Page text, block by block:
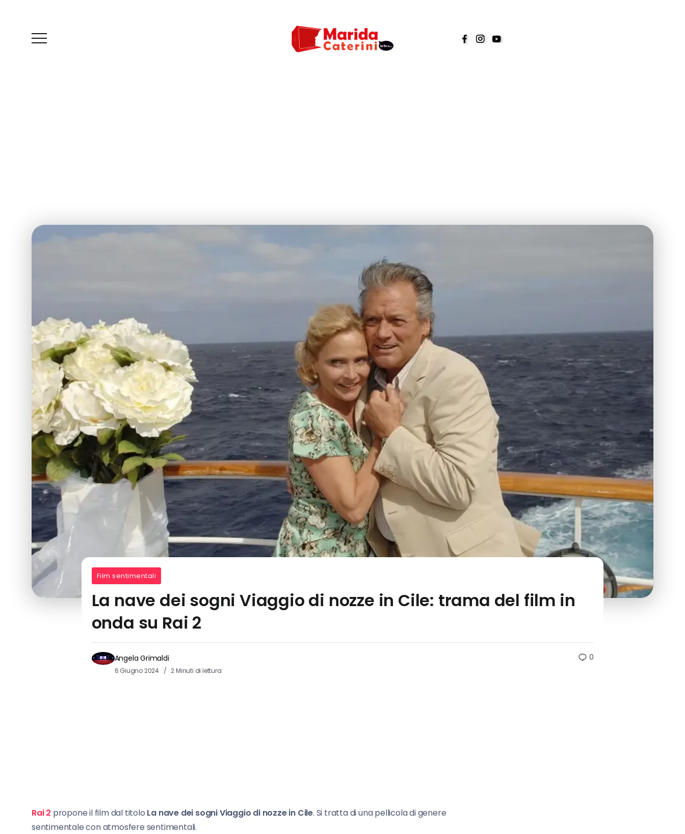
Film sentimentali
La nave dei sogni Viaggio di nozze in Cile: trama del film in
onda su Rai 2
Angela Grimaldi
6 Giugno 2024 2 Minuti di lettura
0
Rai 2 propone il film dal titolo La nave dei sogni Viaggio di nozze in Cile. Si tratta di una pellicola di genere
sentimentale con atmosfere sentimentali.